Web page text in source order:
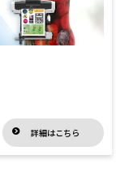
詳細はこちら